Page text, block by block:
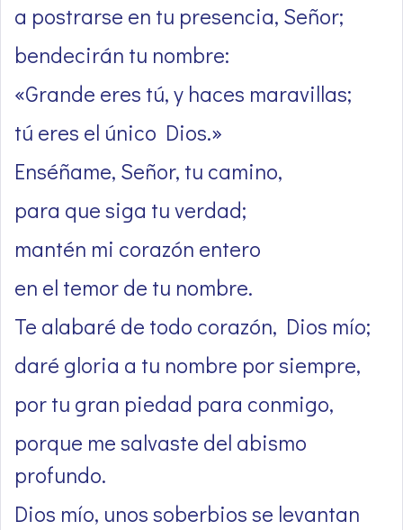
a postrarse en tu presencia, Señor;
bendecirán tu nombre:
«Grande eres tú, y haces maravillas;
tú eres el único Dios.»
Enséñame, Señor, tu camino,
para que siga tu verdad;
mantén mi corazón entero
en el temor de tu nombre.
Te alabaré de todo corazón, Dios mío;
daré gloria a tu nombre por siempre,
por tu gran piedad para conmigo,
porque me salvaste del abismo
profundo.
Dios mío, unos soberbios se levantan